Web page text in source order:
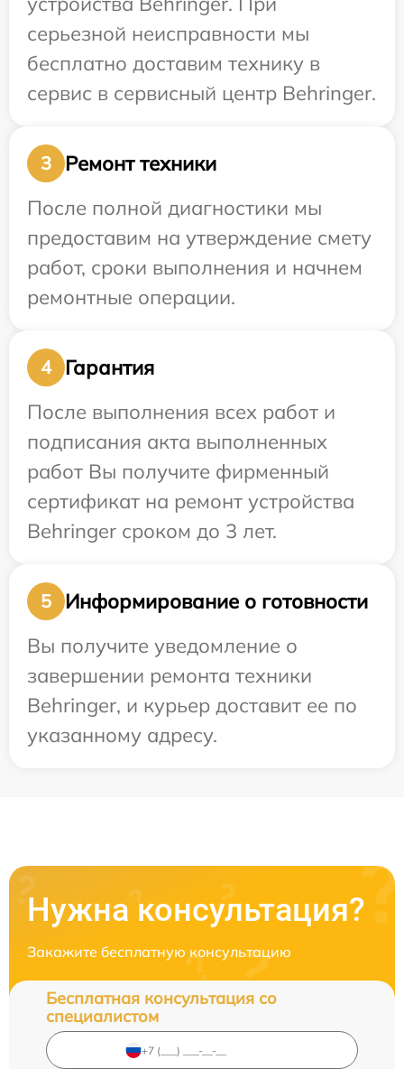
серьезной неисправности мы
бесплатно доставим технику в
сервис в сервисный центр Behringer.
3
Ремонт техники
После полной диагностики мы
предоставим на утверждение смету
работ, сроки выполнения и начнем
ремонтные операции.
4
Гарантия
После выполнения всех работ и
подписания акта выполненных
работ Вы получите фирменный
сертификат на ремонт устройства
Behringer сроком до 3 лет.
5
Информирование о готовности
Вы получите уведомление о
завершении ремонта техники
Behringer, и курьер доставит ее по
указанному адресу.
Нужна консультация?
Закажите бесплатную консультацию
Бесплатная консультация со
специалистом